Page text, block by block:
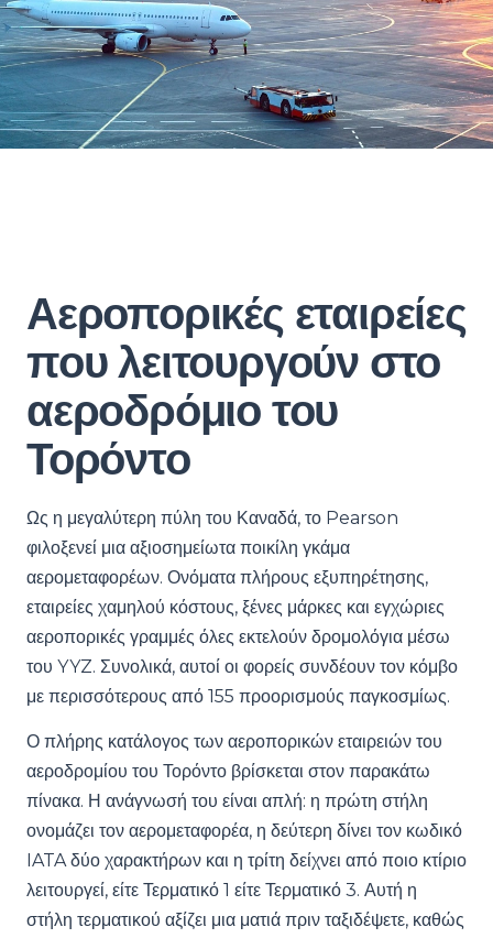
Αεροπορικές εταιρείες
που λειτουργούν στο
αεροδρόμιο του
Τορόντο
Ως η μεγαλύτερη πύλη του Καναδά, το Pearson
φιλοξενεί μια αξιοσημείωτα ποικίλη γκάμα
αερομεταφορέων. Ονόματα πλήρους εξυπηρέτησης,
εταιρείες χαμηλού κόστους, ξένες μάρκες και εγχώριες
αεροπορικές γραμμές όλες εκτελούν δρομολόγια μέσω
του YYZ. Συνολικά, αυτοί οι φορείς συνδέουν τον κόμβο
με περισσότερους από 155 προορισμούς παγκοσμίως.
Ο πλήρης κατάλογος των αεροπορικών εταιρειών του
αεροδρομίου του Τορόντο βρίσκεται στον παρακάτω
πίνακα. Η ανάγνωσή του είναι απλή: η πρώτη στήλη
ονομάζει τον αερομεταφορέα, η δεύτερη δίνει τον κωδικό
IATA δύο χαρακτήρων και η τρίτη δείχνει από ποιο κτίριο
λειτουργεί, είτε Τερματικό 1 είτε Τερματικό 3. Αυτή η
στήλη τερματικού αξίζει μια ματιά πριν ταξιδέψετε, καθώς